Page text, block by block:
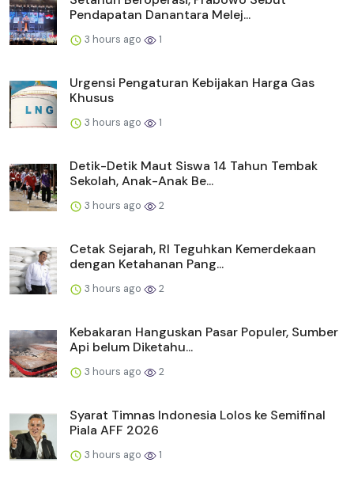
Pendapatan Danantara Melej...
3 hours ago 1
Urgensi Pengaturan Kebijakan Harga Gas
Khusus
3 hours ago 1
Detik-Detik Maut Siswa 14 Tahun Tembak
Sekolah, Anak-Anak Be...
3 hours ago 2
Cetak Sejarah, RI Teguhkan Kemerdekaan
dengan Ketahanan Pang...
3 hours ago 2
Kebakaran Hanguskan Pasar Populer, Sumber
Api belum Diketahu...
3 hours ago 2
Syarat Timnas Indonesia Lolos ke Semifinal
Piala AFF 2026
3 hours ago 1